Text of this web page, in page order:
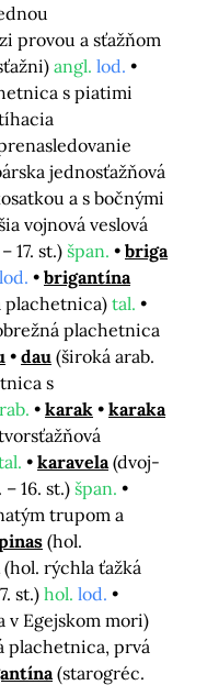
provou a sťažňom
angl. lod.
s piatimi
jednosťažňová
a s bočnými
vojnová veslová
17. st.) špan.
briga
brigantína
plachetnica)tal.
plachetnica
dau (široká arab.
s
karak
karaka
karavela (dvoj-
16. st.)špan.
trupom a
(hol.
(hol. rýchla ťažká
st.) hol. lod.
v Egejskom mori)
plachetnica, prvá
(starogréc.